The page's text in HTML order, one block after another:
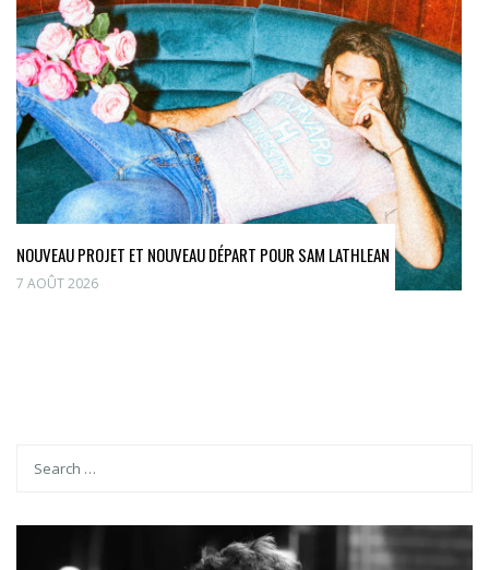
NOUVEAU PROJET ET NOUVEAU DÉPART POUR SAM LATHLEAN
7 AOÛT 2026